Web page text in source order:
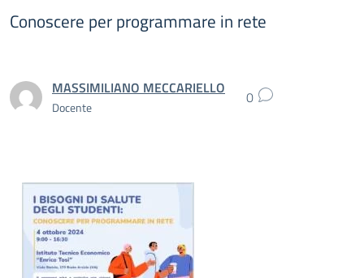
Conoscere per programmare in rete
MASSIMILIANO MECCARIELLO
Docente 0